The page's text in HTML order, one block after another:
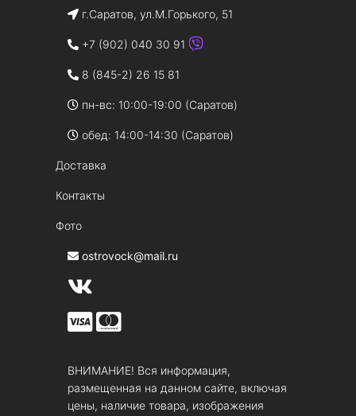
г.Саратов, ул.М.Горького, 51
+7 (902) 040 30 91
8 (845-2) 26 15 81
пн-вс: 10:00-19:00 (Саратов)
обед: 14:00-14:30 (Саратов)
Доставка
Контакты
Фото
ostrovock@mail.ru
ВНИМАНИЕ! Вся информация,
размещенная на данном сайте, включая
цены, наличие товара, изображения